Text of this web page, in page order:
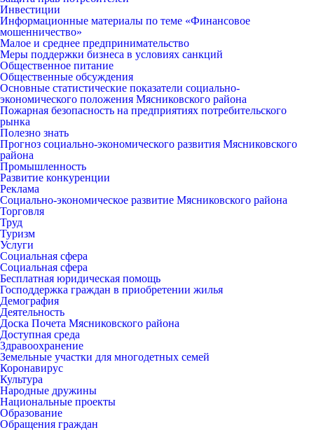
Инвестиции
Информационные материалы по теме «Финансовое
мошенничество»
Малое и среднее предпринимательство
Меры поддержки бизнеса в условиях санкций
Общественное питание
Общественные обсуждения
Основные статистические показатели социально-
экономического положения Мясниковского района
Пожарная безопасность на предприятиях потребительского
рынка
Полезно знать
Прогноз социально-экономического развития Мясниковского
района
Промышленность
Развитие конкуренции
Реклама
Социально-экономическое развитие Мясниковского района
Торговля
Труд
Туризм
Услуги
Социальная сфера
Социальная сфера
Бесплатная юридическая помощь
Господдержка граждан в приобретении жилья
Демография
Деятельность
Доска Почета Мясниковского района
Доступная среда
Здравоохранение
Земельные участки для многодетных семей
Коронавирус
Культура
Народные дружины
Национальные проекты
Образование
Обращения граждан